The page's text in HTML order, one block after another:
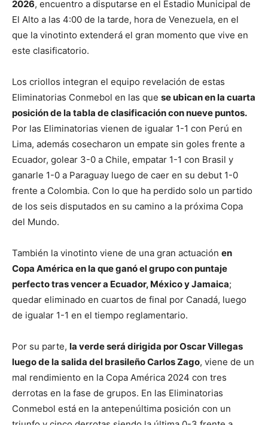
2026, encuentro a disputarse en el Estadio Municipal de
El Alto a las 4:00 de la tarde, hora de Venezuela, en el
que la vinotinto extenderá el gran momento que vive en
este clasificatorio.
Los criollos integran el equipo revelación de estas
Eliminatorias Conmebol en las que se ubican en la cuarta
posición de la tabla de clasificación con nueve puntos.
Por las Eliminatorias vienen de igualar 1-1 con Perú en
Lima, además cosecharon un empate sin goles frente a
Ecuador, golear 3-0 a Chile, empatar 1-1 con Brasil y
ganarle 1-0 a Paraguay luego de caer en su debut 1-0
frente a Colombia. Con lo que ha perdido solo un partido
de los seis disputados en su camino a la próxima Copa
del Mundo.
También la vinotinto viene de una gran actuación en
Copa América en la que ganó el grupo con puntaje
perfecto tras vencer a Ecuador, México y Jamaica;
quedar eliminado en cuartos de final por Canadá, luego
de igualar 1-1 en el tiempo reglamentario.
Por su parte, la verde será dirigida por Oscar Villegas
luego de la salida del brasileño Carlos Zago, viene de un
mal rendimiento en la Copa América 2024 con tres
derrotas en la fase de grupos. En las Eliminatorias
Conmebol está en la antepenúltima posición con un